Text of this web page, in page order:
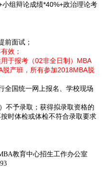
小组辩论成绩*40%+政治理论考
前面试；
效；
于报考（02非全日制） MBA
脱产班，所有参加2018MBA脱
全国统一网上报名、学校现场
不予录取；获得拟录取资格的
时体检或体检不符合录取要求
教育中心招生工作办公室